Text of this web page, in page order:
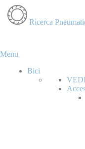
Ricerca
Menu
Bici